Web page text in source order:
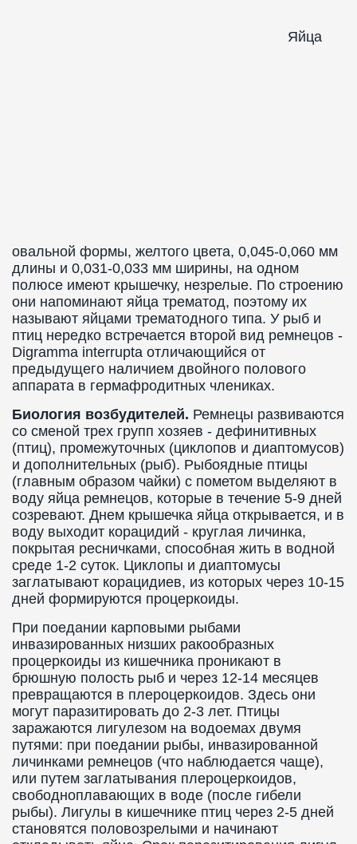
Яйца
овальной формы, желтого цвета, 0,045-0,060 мм
длины и 0,031-0,033 мм ширины, на одном
полюсе имеют крышечку, незрелые. По строению
они напоминают яйца трематод, поэтому их
называют яйцами трематодного типа. У рыб и
птиц нередко встречается второй вид ремнецов -
Digramma interrupta отличающийся от
предыдущего наличием двойного полового
аппарата в гермафродитных члениках.
Биология возбудителей. Ремнецы развиваются
со сменой трех групп хозяев - дефинитивных
(птиц), промежуточных (циклопов и диаптомусов)
и дополнительных (рыб). Рыбоядные птицы
(главным образом чайки) с пометом выделяют в
воду яйца ремнецов, которые в течение 5-9 дней
созревают. Днем крышечка яйца открывается, и в
воду выходит корацидий - круглая личинка,
покрытая ресничками, способная жить в водной
среде 1-2 суток. Циклопы и диаптомусы
заглатывают корацидиев, из которых через 10-15
дней формируются процеркоиды.
При поедании карповыми рыбами
инвазированных низших ракообразных
процеркоиды из кишечника проникают в
брюшную полость рыб и через 12-14 месяцев
превращаются в плероцеркоидов. Здесь они
могут паразитировать до 2-3 лет. Птицы
заражаются лигулезом на водоемах двумя
путями: при поедании рыбы, инвазированной
личинками ремнецов (что наблюдается чаще),
или путем заглатывания плероцеркоидов,
свободноплавающих в воде (после гибели
рыбы). Лигулы в кишечнике птиц через 2-5 дней
становятся половозрелыми и начинают